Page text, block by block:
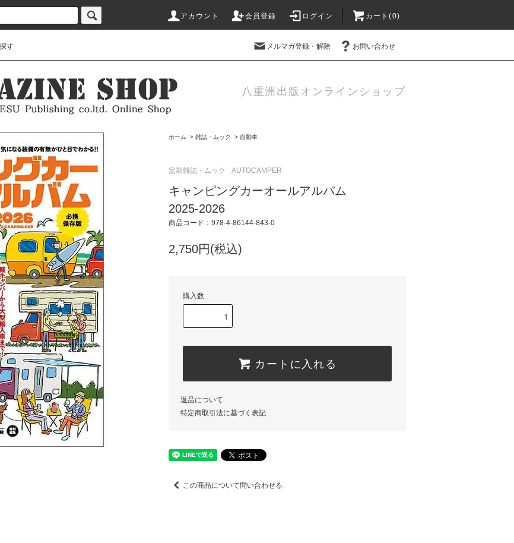
アカウント 会員登録 ログイン カート(0)
す メルマガ登録・解除 お問い合わせ
八重洲出版オンラインショップ
ホーム > 雑誌・ムック > 自動車
定期雑誌・ムック AUTOCAMPER
キャンピングカーオールアルバム
2025-2026
商品コード：978-4-86144-843-0
2,750円(税込)
購入数
カートに入れる
返品について
特定商取引法に基づく表記
この商品について問い合わせる